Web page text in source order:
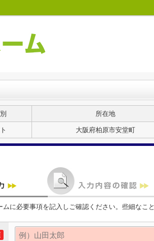
所在地
大阪府柏原市安堂町
ムに必要事項を記入しご確認ください。些細なこ